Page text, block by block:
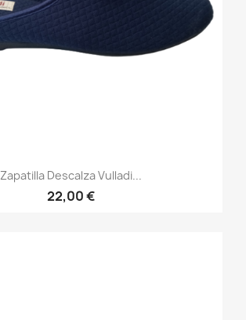
Zapatilla Descalza Vulladi...
22,00 €